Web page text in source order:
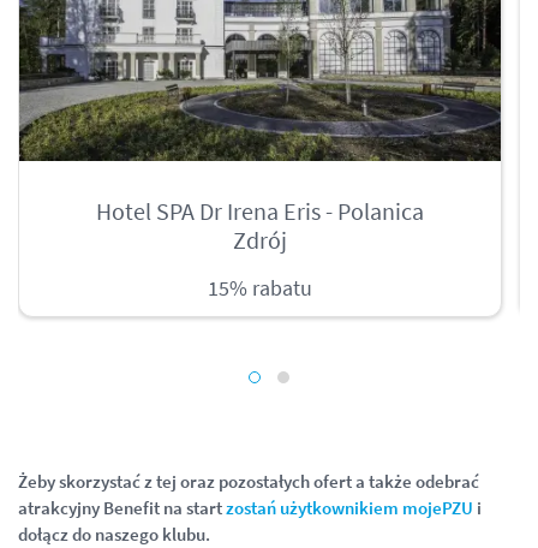
Hotel SPA Dr Irena Eris - Polanica
Zdrój
15% rabatu
Żeby skorzystać z tej oraz pozostałych ofert a także odebrać
atrakcyjny Benefit na startzostań użytkownikiem mojePZU i
dołącz do naszego klubu.